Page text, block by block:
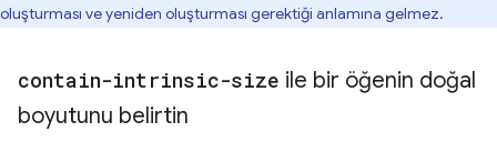
oluşturması ve yeniden oluşturması gerektiği anlamına gelmez.
contain-intrinsic-size ile bir öğenin doğal
boyutunu belirtin